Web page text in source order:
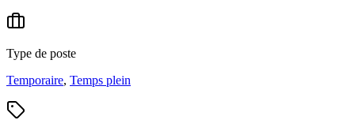
Type de poste
Temporaire, Temps plein